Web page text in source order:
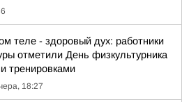
теле - здоровый дух: работники
отметили День физкультурника
тренировками
18:27